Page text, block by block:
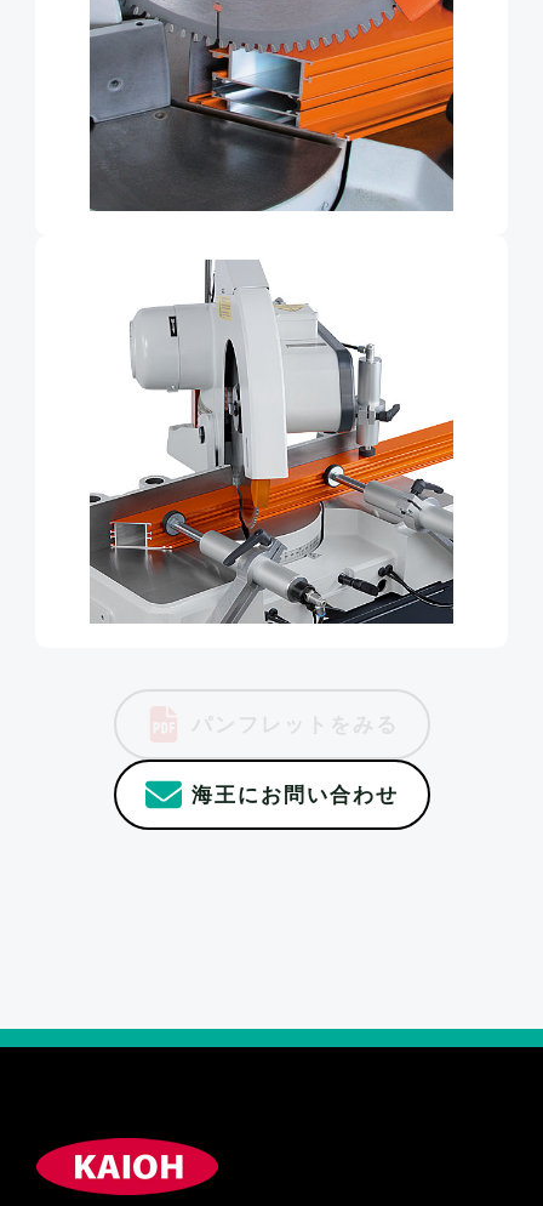
海王にお問い合わせ